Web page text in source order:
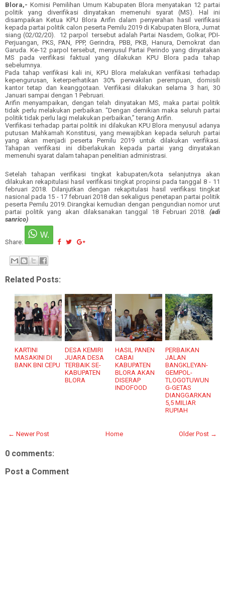
Blora,- Komisi Pemilihan Umum Kabupaten Blora menyatakan 12 partai
politik yang diverifikasi dinyatakan memenuhi syarat (MS). Hal ini
disampaikan Ketua KPU Blora Arifin dalam penyerahan hasil verifikasi
kepada partai politik calon peserta Pemilu 2019 di Kabupaten Blora, Jumat
siang (02/02/20). 12 parpol tersebut adalah Partai Nasdem, Golkar, PDI-
Perjuangan, PKS, PAN, PPP, Gerindra, PBB, PKB, Hanura, Demokrat dan
Garuda. Ke-12 parpol tersebut, menyusul Partai Perindo yang dinyatakan
MS pada verifikasi faktual yang dilakukan KPU Blora pada tahap
sebelumnya.
Pada tahap verifikasi kali ini, KPU Blora melakukan verifikasi terhadap
kepengurusan, keterperhatikan 30% perwakilan perempuan, domisili
kantor tetap dan keanggotaan. Verifikasi dilakukan selama 3 hari, 30
Januari sampai dengan 1 Pebruari.
Arifin menyampaikan, dengan telah dinyatakan MS, maka partai politik
tidak perlu melakukan perbaikan. “Dengan demikian maka seluruh partai
politik tidak perlu lagi melakukan perbaikan,” terang Arifin.
Verifikasi terhadap partai politik ini dilakukan KPU Blora menyusul adanya
putusan Mahkamah Konstitusi, yang mewajibkan kepada seluruh partai
yang akan menjadi peserta Pemilu 2019 untuk dilakukan verifikasi.
Tahapan verifikasi ini diberlakukan kepada partai yang dinyatakan
memenuhi syarat dalam tahapan penelitian administrasi.
Setelah tahapan verifikasi tingkat kabupaten/kota selanjutnya akan
dilakukan rekapitulasi hasil verifikasi tingkat propinsi pada tanggal 8 - 11
februari 2018. Dilanjutkan dengan rekapitulasi hasil verifikasi tingkat
nasional pada 15 - 17 februari 2018 dan sekaligus penetapan partai politik
peserta Pemilu 2019. Dirangkai kemudian dengan pengundian nomor urut
partai politik yang akan dilaksanakan tanggal 18 Februari 2018. (adi
sanrico)
Share:
Related Posts:
KARTINI
MASAKINI DI
BANK BNI CEPU
DESA KEMIRI
JUARA DESA
TERBAIK SE-
KABUPATEN
BLORA
HASIL PANEN
CABAI
KABUPATEN
BLORA AKAN
DISERAP
INDOFOOD
PERBAIKAN
JALAN
BANGKLEYAN-
GEMPOL-
TLOGOTUWUN
G-GETAS
DIANGGARKAN
5,5 MILIAR
RUPIAH
← Newer Post Older Post →
Home
0 comments:
Post a Comment